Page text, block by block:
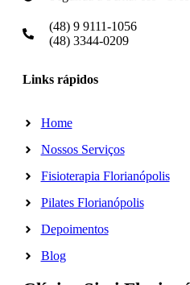
(48) 9 9111-1056
(48) 3344-0209
Links rápidos
Home
Nossos Serviços
Fisioterapia Florianópolis
Pilates Florianópolis
Depoimentos
Blog